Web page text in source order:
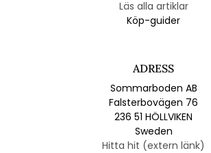
Läs alla artiklar
Köp-guider
ADRESS
Sommarboden AB
Falsterbovägen 76
236 51 HÖLLVIKEN
Sweden
Hitta hit (extern länk)